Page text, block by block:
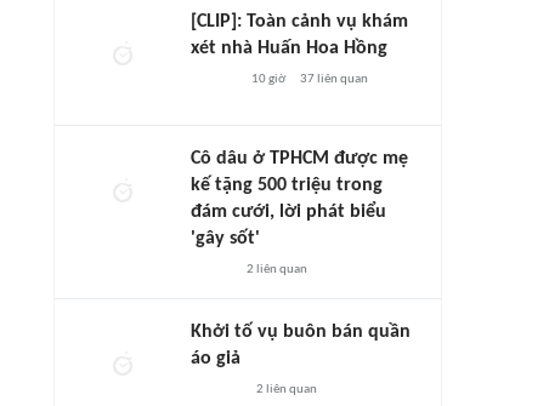
[CLIP]: Toàn cảnh vụ khám
xét nhà Huấn Hoa Hồng
10 giờ 37liên quan
Cô dâu ở TPHCM được mẹ
kế tặng 500 triệu trong
đám cưới, lời phát biểu
'gây sốt'
2 liên quan
Khởi tố vụ buôn bán quần
áo giả
2 liên quan